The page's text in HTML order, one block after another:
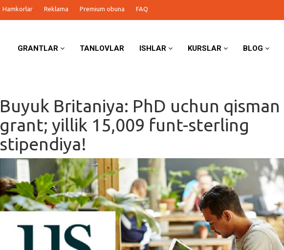
Hamkorlar Reklama Premium obuna FAQ
GRANTLAR TANLOVLAR ISHLAR KURSLAR BLOG
Buyuk Britaniya: PhD uchun qisman
grant; yillik 15,009 funt-sterling
stipendiya!